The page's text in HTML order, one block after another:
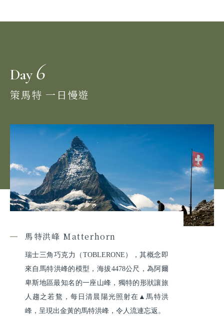
Day6
策馬特 一日慢遊
馬特洪峰 Matterhorn
瑞士三角巧克力（TOBLERONE），其概念即
來自馬特洪峰的模型，海拔4478公尺，為阿爾
卑斯地區最知名的一座山峰，獨特的形狀讓旅
人趨之若鶩，每日清晨陽光照射在▲馬特洪
峰，呈現出金黃的馬特洪峰，令人流連忘返。